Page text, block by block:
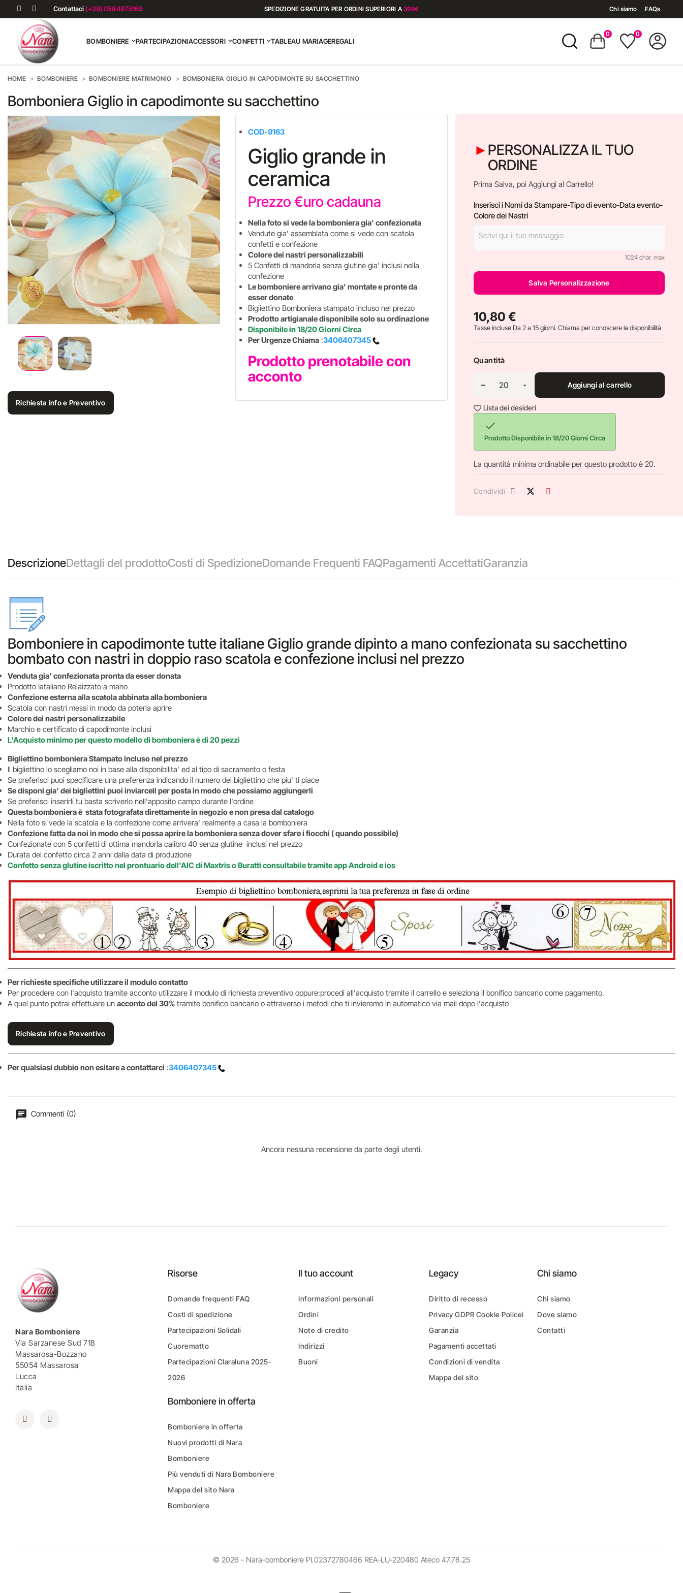
Contattaci (+39) 0584975169 SPEDIZIONE GRATUITA PER ORDINI SUPERIORI A399€ Chi siamo FAQs
BOMBONIERE PARTECIPAZIONIACCESSORI CONFETTI TABLEAU MARIAGEREGALI
0 0
HOME BOMBONIERE BOMBONIERE MATRIMONIO BOMBONIERA GIGLIO IN CAPODIMONTE SU SACCHETTINO
Bomboniera Giglio in capodimonte su sacchettino
Richiesta info e Preventivo
COD-9163
Giglio grande in
ceramica
Prezzo €uro cadauna
Nella foto si vede la bomboniera gia' confezionata
Vendute gia' assemblata come si vede con scatola
confetti e confezione
Colore dei nastri personalizzabili
5 Confetti di mandorla senza glutine gia' inclusi nella
confezione
Le bomboniere arrivano gia' montate e pronte da
esser donate
Bigliettino Bomboniera stampato incluso nel prezzo
Prodotto artigianale disponibile solo su ordinazione
Disponibile in 18/20 Giorni Circa
Per Urgenze Chiama:3406407345
Prodotto prenotabile con
acconto
PERSONALIZZA IL TUO
ORDINE
Prima Salva, poi Aggiungi al Carrello!
Inserisci i Nomi da Stampare-Tipo di evento-Data evento-
Colore dei Nastri
1024 char. max
Salva Personalizzazione
10,80 €
Tasse incluseDa 2 a 15 giorni. Chiama per conoscere la disponibilità
Quantità
Aggiungi al carrello
Lista dei desideri

Prodotto Disponibile in 18/20 Giorni Circa
La quantità minima ordinabile per questo prodotto è 20.
Condividi
DescrizioneDettagli del prodottoCosti di SpedizioneDomande Frequenti FAQPagamenti AccettatiGaranzia
Bomboniere in capodimonte tutte italiane Giglio grande dipinto a mano confezionata su sacchettino
bombato con nastri in doppio raso scatola e confezione inclusi nel prezzo
Venduta gia' confezionata pronta da esser donata
Prodotto Iataliano Relaizzato a mano
Confezione esterna alla scatola abbinata alla bomboniera
Scatola con nastri messi in modo da poterla aprire
Colore dei nastri personalizzabile
Marchio e certificato di capodimonte inclusi
L'Acquisto minimo per questo modello di bomboniera è di 20 pezzi
Bigliettino bomboniera Stampato incluso nel prezzo
Il bigliettino lo scegliamo noi in base alla disponibilita' ed al tipo di sacramento o festa
Se preferisci puoi specificare una preferenza indicando il numero del bigliettino che piu' ti piace
Se disponi gia' dei bigliettini puoi inviarceli per posta in modo che possiamo aggiungerli
Se preferisci inserirli tu basta scriverlo nell'apposito campo durante l'ordine
Questa bomboniera è stata fotografata direttamente in negozio e non presa dal catalogo
Nella foto si vede la scatola e la confezione come arrivera' realmente a casa la bomboniera
Confezione fatta da noi in modo che si possa aprire la bomboniera senza dover sfare i fiocchi ( quando possibile)
Confezionate con 5 confetti di ottima mandorla calibro 40 senza glutine inclusi nel prezzo
Durata del confetto circa 2 anni dalla data di produzione
Confetto senza glutine iscritto nel prontuario dell'AIC di Maxtris o Buratti consultabile tramite app Android e ios
Per richieste specifiche utilizzare il modulo contatto
Per procedere con l'acquisto tramite acconto utilizzare il modulo di richiesta preventivo oppure:procedi all'acquisto tramite il carrello e seleziona il bonifico bancario come pagamento.
A quel punto potrai effettuare un acconto del 30% tramite bonifico bancario o attraverso i metodi che ti invieremo in automatico via mail dopo l'acquisto
Richiesta info e Preventivo
Per qualsiasi dubbio non esitare a contattarci :3406407345
Commenti (0)
Ancora nessuna recensione da parte degli utenti.
Nara Bomboniere
Via Sarzanese Sud 718
Massarosa-Bozzano
55054 Massarosa
Lucca
Italia
Risorse
Domande frequenti FAQ
Costi di spedizione
Partecipazioni Solidali
Cuorematto
Partecipazioni Claraluna 2025-
2026
Bomboniere in offerta
Bomboniere in offerta
Nuovi prodotti di Nara
Bomboniere
Più venduti di Nara Bomboniere
Mappa del sito Nara
Bomboniere
Il tuo account
Informazioni personali
Ordini
Note di credito
Indirizzi
Buoni
Legacy
Diritto di recesso
Privacy GDPR Cookie Policei
Garanzia
Pagamenti accettati
Condizioni di vendita
Mappa del sito
Chi siamo
Chi siamo
Dove siamo
Contatti
© 2026 - Nara-bomboniere PI.02372780466 REA-LU-220480 Ateco 47.78.25